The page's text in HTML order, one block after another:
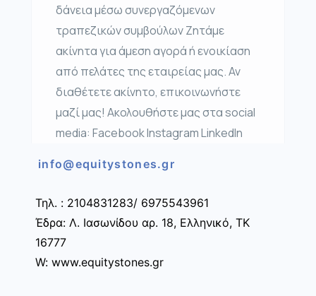
δάνεια μέσω συνεργαζόμενων
τραπεζικών συμβούλων Ζητάμε
ακίνητα για άμεση αγορά ή ενοικίαση
από πελάτες της εταιρείας μας. Αν
διαθέτετε ακίνητο, επικοινωνήστε
μαζί μας! Ακολουθήστε μας στα social
media: Facebook Instagram LinkedIn
info@equitystones.gr
Τηλ. : 2104831283/ 6975543961
Έδρα: Λ. Ιασωνίδου αρ. 18, Ελληνικό, ΤΚ
16777
W: www.equitystones.gr